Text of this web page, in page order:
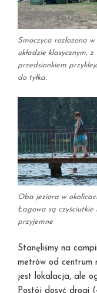
Smoczyca rozłożona w
układzie klasycznym, z
przedsionkiem
do tyłka.
Oba jeziora w
Łagowa są czyściutkie i
przyjemne
Stanęliśmy na
metrów od centrum
jest lokalacja, ale
Postój dosyć drogi